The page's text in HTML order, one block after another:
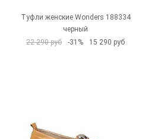
Туфли женские Wonders 188334
черный
22 290 руб
-31% 15 290 руб